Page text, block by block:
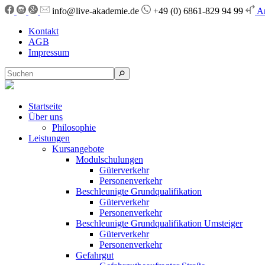
info@live-akademie.de +49 (0) 6861-829 94 99
Kontakt
AGB
Impressum
⚲
Startseite
Über uns
Philosophie
Leistungen
Kursangebote
Modulschulungen
Güterverkehr
Personenverkehr
Beschleunigte Grundqualifikation
Güterverkehr
Personenverkehr
Beschleunigte Grundqualifikation Umsteiger
Güterverkehr
Personenverkehr
Gefahrgut
Jahr
Monat
Jahr
Monat